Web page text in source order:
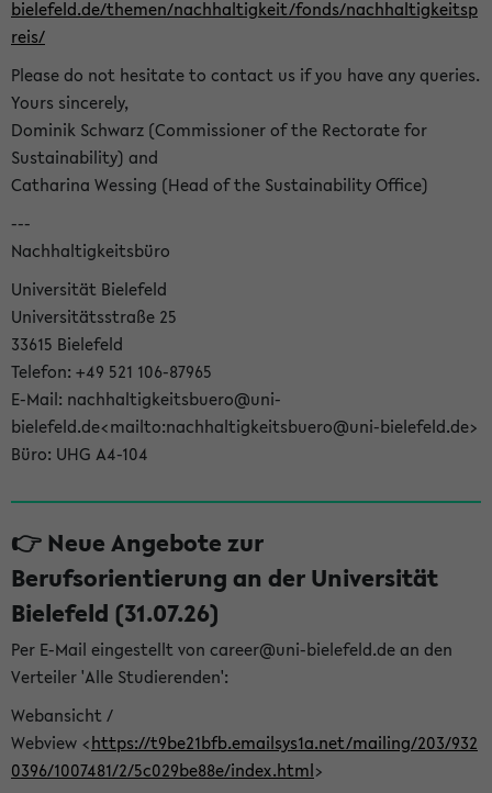
bielefeld.de/themen/nachhaltigkeit/fonds/nachhaltigkeitsp
reis/
Please do not hesitate to contact us if you have any queries.
Yours sincerely,
Dominik Schwarz (Commissioner of the Rectorate for
Sustainability) and
Catharina Wessing (Head of the Sustainability Office)
---
Nachhaltigkeitsbüro
Universität Bielefeld
Universitätsstraße 25
33615 Bielefeld
Telefon: +49 521 106-87965
E-Mail: nachhaltigkeitsbuero@uni-
bielefeld.de<mailto:nachhaltigkeitsbuero@uni-bielefeld.de>
Büro: UHG A4-104
👉 Neue Angebote zur
Berufsorientierung an der Universität
Bielefeld (31.07.26)
Per E-Mail eingestellt von career@uni-bielefeld.de an den
Verteiler 'Alle Studierenden':
Webansicht /
Webview <https://t9be21bfb.emailsys1a.net/mailing/203/932
0396/1007481/2/5c029be88e/index.html>